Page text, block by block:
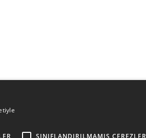
SINIFLANDIRILMAMIŞ ÇEREZLER